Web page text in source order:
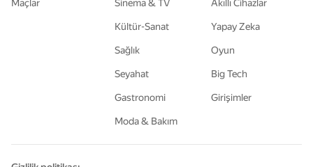
Maçlar Sinema & TV
Kültür-Sanat
Sağlık
Seyahat
Gastronomi
Moda & Bakım
Akıllı Cihazlar
Yapay Zeka
Oyun
Big Tech
Girişimler